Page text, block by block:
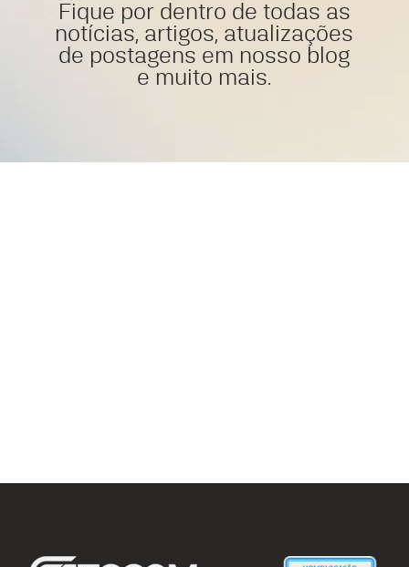
Fique por dentro de todas as
notícias, artigos, atualizações
de postagens em nosso blog
e muito mais.